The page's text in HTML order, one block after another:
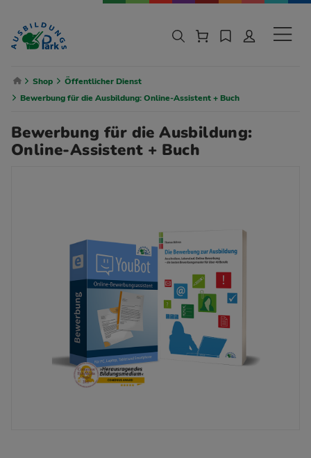
Zur Navigation springen
Zu den Hauptinhalten springen
Shop
Öffentlicher Dienst
Bewerbung für die Ausbildung: Online-Assistent + Buch
Bewerbung für die Ausbildung:
Online-Assistent + Buch